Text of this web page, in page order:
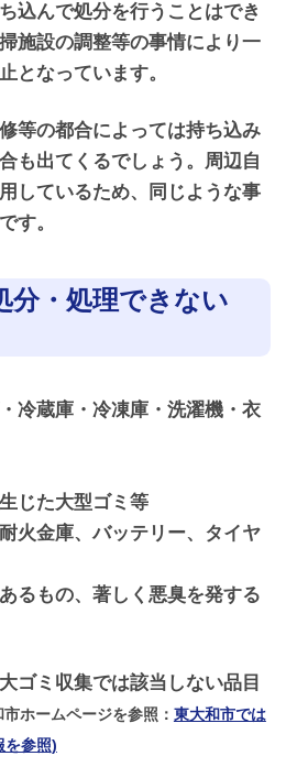
込んで処分を行うことはでき
施設の調整等の事情により一
となっています。
等の都合によっては持ち込み
も出てくるでしょう。周辺自
しているため、同じような事
す。
分・処理できない
冷蔵庫・冷凍庫・洗濯機・衣
じた大型ゴミ等
火金庫、バッテリー、タイヤ
るもの、著しく悪臭を発する
ゴミ収集では該当しない品目
ホームページを参照： 東大和市では
を参照)